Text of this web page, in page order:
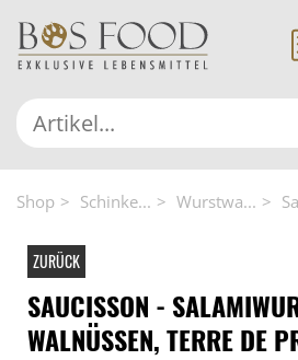
Shop Schinke... Wurstwa...
ZURÜCK
SAUCISSON -
WALNÜSSEN, TERRE DE